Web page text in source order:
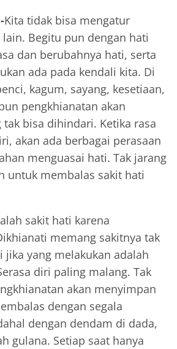
Kita tidak bisa mengatur
Begitu pun dengan hati
dan berubahnya hati, serta
ada pada kendali kita. Di
kagum, sayang, kesetiaan,
pengkhianatan akan
bisa dihindari. Ketika rasa
akan ada berbagai perasaan
menguasai hati. Tak jarang
untuk membalas sakit hati
sakit hati karena
memang sakitnya tak
jika yang melakukan adalah
diri paling malang. Tak
akan menyimpan
dengan segala
dengan dendam di dada,
gulana. Setiap saat hanya